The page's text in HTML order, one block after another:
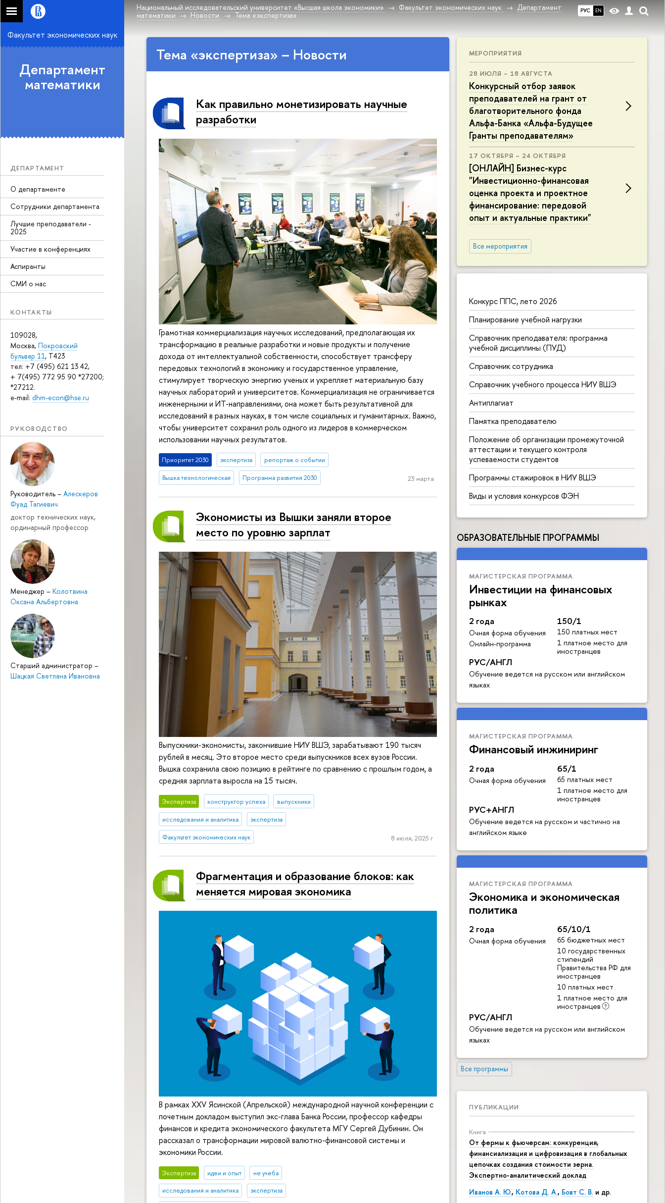
РУС EN
Национальный исследовательский университет «Высшая школа экономики» Факультет экономических наук
Департамент
математики
Новости Тема «экспертиза»
Факультет экономических наук
Департамент
математики
ДЕПАРТАМЕНТ
О департаменте
Сотрудники департамента
Лучшие преподаватели -
2025
Участие в конференциях
Аспиранты
СМИ о нас
КОНТАКТЫ
109028,
Москва, Покровский
бульвар 11, T423
тел: +7 (495) 621 13 42,
+ 7(495) 772 95 90 *27200;
*27212.
e-mail: dhm-econ@hse.ru
РУКОВОДСТВО
Руководитель – Алескеров
Фуад Тагиевич
доктор технических наук,
ординарный профессор
Менеджер – Колотвина
Оксана Альбертовна
Cтарший администратор –
Шацкая Светлана Ивановна
МЕРОПРИЯТИЯ
28 ИЮЛЯ – 18 АВГУСТА
Конкурсный отбор заявок
преподавателей на грант от
благотворительного фонда
Альфа-Банка «Альфа-Будущее
Гранты преподавателям»
17 ОКТЯБРЯ – 24 ОКТЯБРЯ
[ОНЛАЙН] Бизнес-курс
"Инвестиционно-финансовая
оценка проекта и проектное
финансирование: передовой
опыт и актуальные практики"
Все мероприятия
Конкурс ППС, лето 2026
Планирование учебной нагрузки
Справочник преподавателя: программа
учебной дисциплины (ПУД)
Справочник сотрудника
Справочник учебного процесса НИУ ВШЭ
Антиплагиат
Памятка преподавателю
Положение об организации промежуточной
аттестации и текущего контроля
успеваемости студентов
Программы стажировок в НИУ ВШЭ
Виды и условия конкурсов ФЭН
ОБРАЗОВАТЕЛЬНЫЕ ПРОГРАММЫ
МАГИСТЕРСКАЯ ПРОГРАММА
Инвестиции на финансовых
рынках
2 года
Очная форма обучения
Онлайн-программа
150/1
150 платных мест
1 платное место для
иностранцев
РУС/АНГЛ
Обучение ведется на русском или английском
языках
МАГИСТЕРСКАЯ ПРОГРАММА
Финансовый инжиниринг
2 года
Очная форма обучения
65/1
65 платных мест
1 платное место для
иностранцев
РУС+АНГЛ
Обучение ведется на русском и частично на
английском языке
МАГИСТЕРСКАЯ ПРОГРАММА
Экономика и экономическая
политика
2 года
Очная форма обучения
65/10/1
65 бюджетных мест
10 государственных
стипендий
Правительства РФ для
иностранцев
10 платных мест
1 платное место для
иностранцев
РУС/АНГЛ
Обучение ведется на русском или английском
языках
Все программы
ПУБЛИКАЦИИ
Книга
От фермы к фьючерсам: конкуренция,
финансиализация и цифровизация в глобальных
цепочках создания стоимости зерна.
Экспертно-аналитический доклад
Иванов А. Ю., Котова Д. А., Бовт С. В. и др.
Тема «экспертиза» – Новости
Как правильно монетизировать научные
разработки
Грамотная коммерциализация научных исследований, предполагающая их
трансформацию в реальные разработки и новые продукты и получение
дохода от интеллектуальной собственности, способствует трансферу
передовых технологий в экономику и государственное управление,
стимулирует творческую энергию ученых и укрепляет материальную базу
научных лабораторий и университетов. Коммерциализация не ограничивается
инженерными и ИТ-направлениями, она может быть результативной для
исследований в разных науках, в том числе социальных и гуманитарных. Важно,
чтобы университет сохранил роль одного из лидеров в коммерческом
использовании научных результатов.
Приоритет 2030 экспертиза репортаж о событии
Вышка технологическая Программа развития 2030 23 марта
Экономисты из Вышки заняли второе
место по уровню зарплат
Выпускники-экономисты, закончившие НИУ ВШЭ, зарабатывают 190 тысяч
рублей в месяц. Это второе место среди выпускников всех вузов России.
Вышка сохранила свою позицию в рейтинге по сравнению с прошлым годом, а
средняя зарплата выросла на 15 тысяч.
Экспертиза конструктор успеха выпускники
исследования и аналитика экспертиза
Факультет экономических наук 8 июля, 2025 г.
Фрагментация и образование блоков: как
меняется мировая экономика
В рамках XXV Ясинской (Апрельской) международной научной конференции с
почетным докладом выступил экс-глава Банка России, профессор кафедры
финансов и кредита экономического факультета МГУ Сергей Дубинин. Он
рассказал о трансформации мировой валютно-финансовой системы и
экономики России.
Экспертиза идеи и опыт не учеба
исследования и аналитика экспертиза